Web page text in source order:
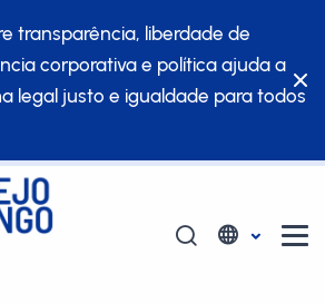
transparência, liberdade de
corporativa e política ajuda a
legal justo e igualdade para todos